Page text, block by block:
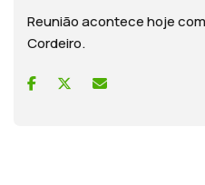
Reunião acontece hoje
Cordeiro.